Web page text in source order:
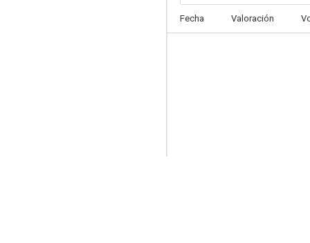
7.3
Fecha Valoración